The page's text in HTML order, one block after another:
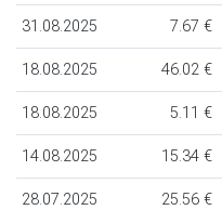
31.08.2025 7.67 €
18.08.2025 46.02 €
18.08.2025 5.11 €
14.08.2025 15.34 €
28.07.2025 25.56 €